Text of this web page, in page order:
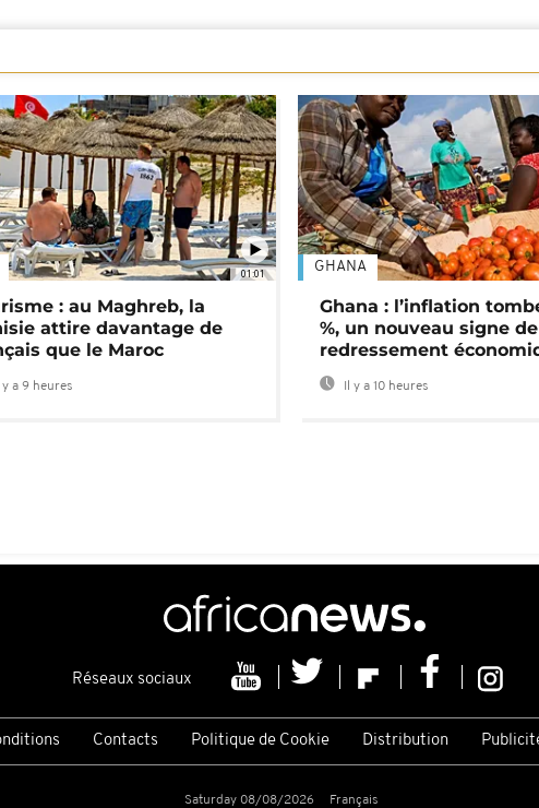
01:01
: au Maghreb, la
attire davantage de
que le Maroc
y a 9 heures
GHANA
Ghana : l’inflation
%, un nouveau signe de
redressement
Il y a 10 heures
Réseaux sociaux
Contacts Politique de Cookie Distribution
Saturday 08/08/2026